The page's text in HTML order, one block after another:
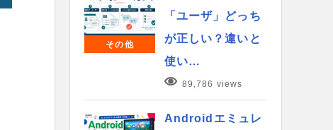
その他
「ユーザ」どっち
が正しい？違いと
使い…
89,786 views
Androidエミュレ